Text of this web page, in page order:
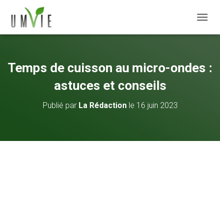
Temps de cuisson au micro-ondes :
astuces et conseils
Publié par La Rédactionle 16 juin 2023